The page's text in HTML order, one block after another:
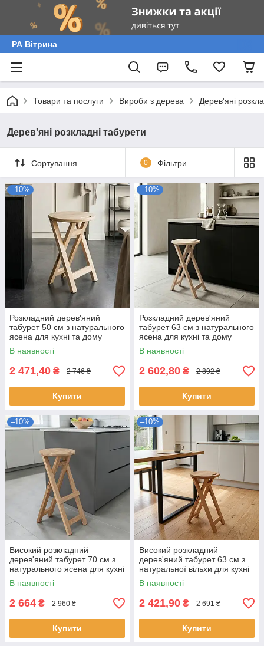
РА Вітрина
Товари та послуги Вироби з дерева Дерев'яні
Дерев'яні розкладні табурети
Сортування 0 Фільтри
–10%
Розкладний дерев'яний
табурет 50 см з натурального
ясена для кухні та дому
В наявності
2 471,40 ₴ 2 746 ₴
Купити
–10%
Розкладний дерев'яний
табурет 63 см з натурального
ясена для кухні та дому
В наявності
2 602,80 ₴ 2 892 ₴
Купити
–10%
Високий розкладний
дерев'яний табурет 70 см з
натурального ясена для кухні
та дому
В наявності
2 664 ₴ 2 960 ₴
Купити
–10%
Високий розкладний
дерев'яний табурет 63 см з
натуральної вільхи для кухні
та дому
В наявності
2 421,90 ₴ 2 691 ₴
Купити